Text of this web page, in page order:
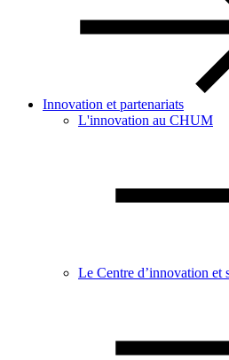
Innovation et partenariats
L'innovation au CHUM
Le Centre d’innovation et